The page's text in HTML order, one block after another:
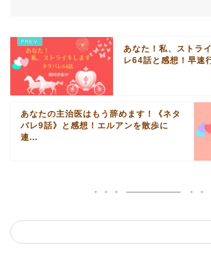
あなた！私、ストラ
レ64話と感想！早速
あなたの主治医はもう辞めます！《ネタ
バレ9話》と感想！エルアンを散歩に
連...